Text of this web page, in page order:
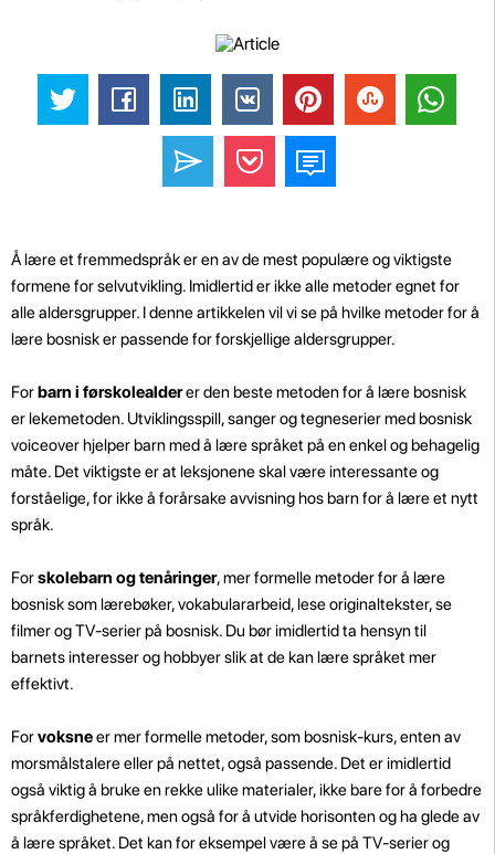
Å lære et fremmedspråk er en av de mest populære og viktigste
formene for selvutvikling. Imidlertid er ikke alle metoder egnet for
alle aldersgrupper. I denne artikkelen vil vi se på hvilke metoder for å
lære bosnisk er passende for forskjellige aldersgrupper.
Forbarn i førskolealderer den beste metoden for å lære bosnisk
er lekemetoden. Utviklingsspill, sanger og tegneserier med bosnisk
voiceover hjelper barn med å lære språket på en enkel og behagelig
måte. Det viktigste er at leksjonene skal være interessante og
forståelige, for ikke å forårsake avvisning hos barn for å lære et nytt
språk.
Forskolebarn og tenåringer, mer formelle metoder for å lære
bosnisk som lærebøker, vokabulararbeid, lese originaltekster, se
filmer og TV-serier på bosnisk. Du bør imidlertid ta hensyn til
barnets interesser og hobbyer slik at de kan lære språket mer
effektivt.
Forvoksneer mer formelle metoder, som bosnisk-kurs, enten av
morsmålstalere eller på nettet, også passende. Det er imidlertid
også viktig å bruke en rekke ulike materialer, ikke bare for å forbedre
språkferdighetene, men også for å utvide horisonten og ha glede av
å lære språket. Det kan for eksempel være å se på TV-serier og